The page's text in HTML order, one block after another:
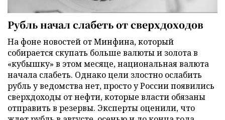
Рубль начал слабеть от сверхдоходов
На фоне новостей от Минфина, который
собирается скупать больше валюты и золота в
«кубышку» в этом месяце, национальная валюта
начала слабеть. Однако цели злостно ослабить
рубль у ведомства нет, просто у России появились
сверхдоходы от нефти, которые власти обязаны
отправить в резервы. Эксперты оценили, что